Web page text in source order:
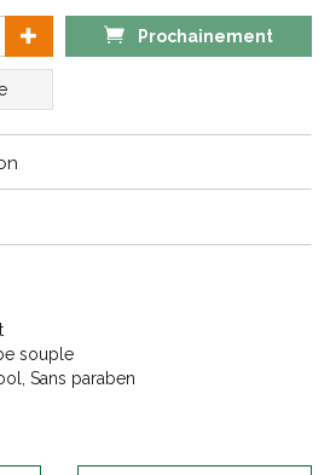
Prochainement
souple
Sans paraben